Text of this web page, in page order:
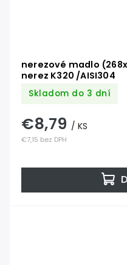
nerezové madlo
nerez K320 /AISI304
Skladom do 3 dní
€7,15 bez DPH
€8,79 / KS